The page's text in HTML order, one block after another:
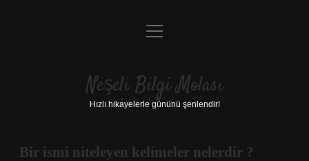
Anasayfa
Yasal Uyarı
menüyü
Neşeli Bilgi Molası
Hızlı hikayelerle gününü şenlendir!
Bir ismi niteleyen kelimeler nelerdir ?